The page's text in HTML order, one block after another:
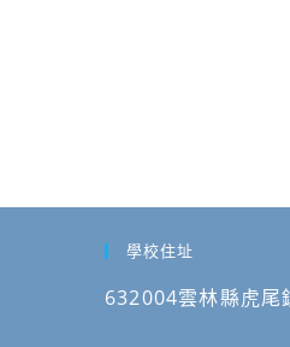
學校住址
632004雲林縣虎尾